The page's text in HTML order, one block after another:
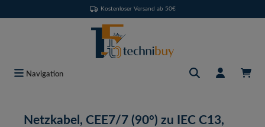
Kostenloser Versand ab 50€
Navigation
Netzkabel, CEE7/7 (90°) zu IEC C13,